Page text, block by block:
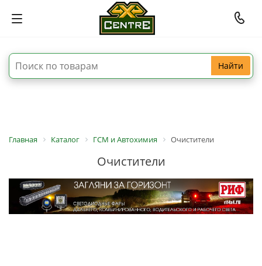
Найти
Главная Каталог ГСМ и Автохимия Очистители
Очистители